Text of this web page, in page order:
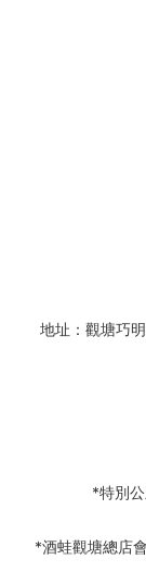
地址：觀塘巧
*特別
*酒蛙觀塘總店